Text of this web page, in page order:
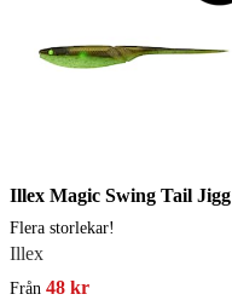
Illex Magic Swing Tail Jigg
Flera storlekar!
Illex
Från 48 kr